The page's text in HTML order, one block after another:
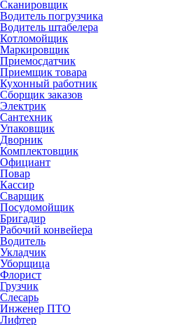
Сканировщик
Водитель погрузчика
Водитель штабелера
Котломойщик
Маркировщик
Приемосдатчик
Приемщик товара
Кухонный работник
Сборщик заказов
Электрик
Сантехник
Упаковщик
Дворник
Комплектовщик
Официант
Повар
Кассир
Сварщик
Посудомойщик
Бригадир
Рабочий конвейера
Водитель
Укладчик
Уборщица
Флорист
Грузчик
Слесарь
Инженер ПТО
Лифтер